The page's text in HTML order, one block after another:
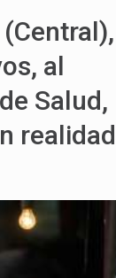
al
Salud,
realidad